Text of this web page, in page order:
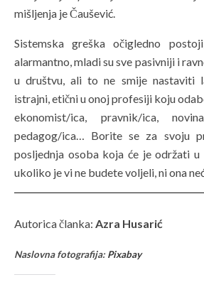
mišljenja je Čaušević.
Sistemska greška očigledno
alarmantno, mladi su sve pasivniji i
u društvu, ali to ne smije nastaviti
istrajni, etični u onoj profesiji koju
ekonomist/ica, pravnik/ica,
pedagog/ica… Borite se za svoju
posljednja osoba koja će je održati u
ukoliko je vi ne budete voljeli, ni ona
Autorica članka: Azra Husarić
Naslovna fotografija: Pixabay